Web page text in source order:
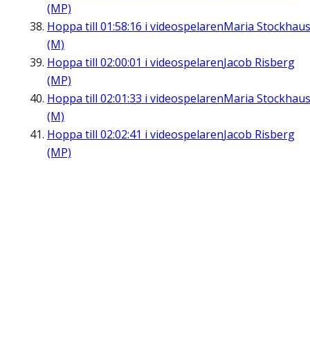
(MP)
Hoppa till 01:58:16 i videospelarenMaria Stockhaus
(M)
Hoppa till 02:00:01 i videospelarenJacob Risberg
(MP)
Hoppa till 02:01:33 i videospelarenMaria Stockhaus
(M)
Hoppa till 02:02:41 i videospelarenJacob Risberg
(MP)